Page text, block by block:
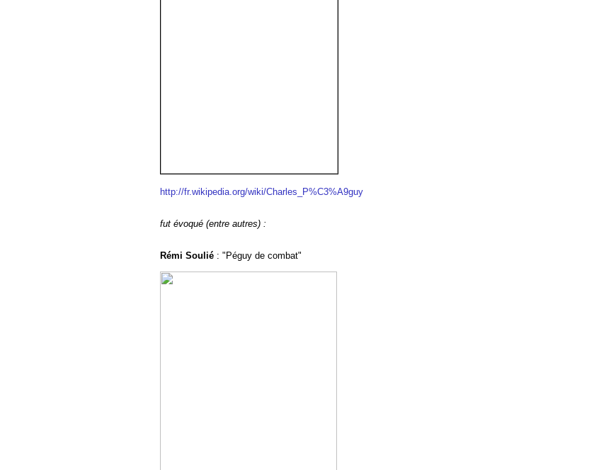
http://fr.wikipedia.org/wiki/Charles_P%C3%A9guy
fut évoqué (entre autres) :
Rémi Soulié : "Péguy de combat"